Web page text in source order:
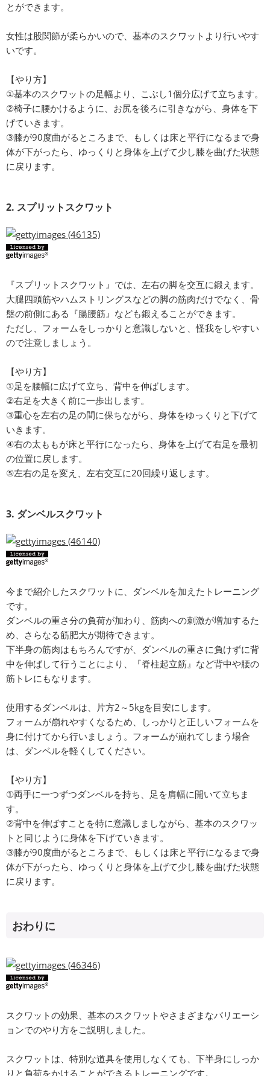
とができます。
女性は股関節が柔らかいので、基本のスクワットより行いやす
いです。
【やり方】
①基本のスクワットの足幅より、こぶし1個分広げて立ちます。
②椅子に腰かけるように、お尻を後ろに引きながら、身体を下
げていきます。
③膝が90度曲がるところまで、もしくは床と平行になるまで身
体が下がったら、ゆっくりと身体を上げて少し膝を曲げた状態
に戻ります。
2. スプリットスクワット
『スプリットスクワット』では、左右の脚を交互に鍛えます。
大腿四頭筋やハムストリングスなどの脚の筋肉だけでなく、骨
盤の前側にある『腸腰筋』なども鍛えることができます。
ただし、フォームをしっかりと意識しないと、怪我をしやすい
ので注意しましょう。
【やり方】
①足を腰幅に広げて立ち、背中を伸ばします。
②右足を大きく前に一歩出します。
③重心を左右の足の間に保ちながら、身体をゆっくりと下げて
いきます。
④右の太ももが床と平行になったら、身体を上げて右足を最初
の位置に戻します。
⑤左右の足を変え、左右交互に20回繰り返します。
3. ダンベルスクワット
今まで紹介したスクワットに、ダンベルを加えたトレーニング
です。
ダンベルの重さ分の負荷が加わり、筋肉への刺激が増加するた
め、さらなる筋肥大が期待できます。
下半身の筋肉はもちろんですが、ダンベルの重さに負けずに背
中を伸ばして行うことにより、『脊柱起立筋』など背中や腰の
筋トレにもなります。
使用するダンベルは、片方2～5kgを目安にします。
フォームが崩れやすくなるため、しっかりと正しいフォームを
身に付けてから行いましょう。フォームが崩れてしまう場合
は、ダンベルを軽くしてください。
【やり方】
①両手に一つずつダンベルを持ち、足を肩幅に開いて立ちま
す。
②背中を伸ばすことを特に意識しましながら、基本のスクワッ
トと同じように身体を下げていきます。
③膝が90度曲がるところまで、もしくは床と平行になるまで身
体が下がったら、ゆっくりと身体を上げて少し膝を曲げた状態
に戻ります。
おわりに
スクワットの効果、基本のスクワットやさまざまなバリエーシ
ョンでのやり方をご説明しました。
スクワットは、特別な道具を使用しなくても、下半身にしっか
りと負荷をかけることができるトレーニングです。